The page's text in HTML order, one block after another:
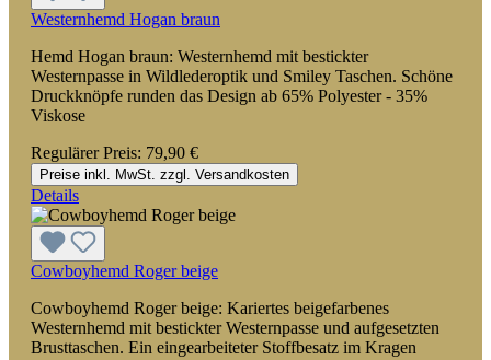
Westernhemd Hogan braun
Hemd Hogan braun: Westernhemd mit bestickter
Westernpasse in Wildlederoptik und Smiley Taschen. Schöne
Druckknöpfe runden das Design ab 65% Polyester - 35%
Viskose
Regulärer Preis: 79,90 €
Preise inkl. MwSt. zzgl. Versandkosten
Details
Cowboyhemd Roger beige
Cowboyhemd Roger beige: Kariertes beigefarbenes
Westernhemd mit bestickter Westernpasse und aufgesetzten
Brusttaschen. Ein eingearbeiteter Stoffbesatz im Kragen